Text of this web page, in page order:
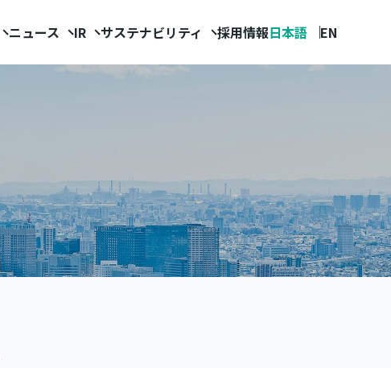
ニュース IR サステナビリティ 採用情報日本語 EN